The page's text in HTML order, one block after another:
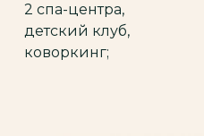
2 спа-центра,
детский клуб,
коворкинг;